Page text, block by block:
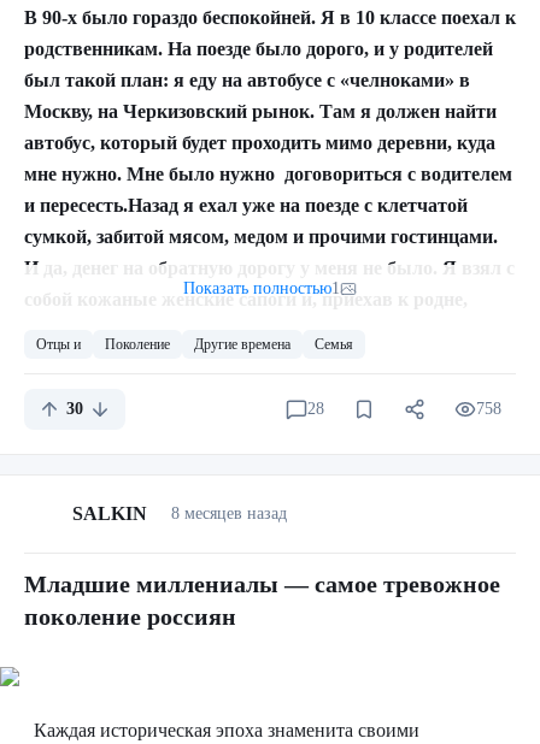
Рассказ был бы неполным без этого процессора.
6800, 6501 и 6502
1974. Выходит Motorola 6800. На полгода позже i8080,
использует устаревшую технологию, имеет огромный
процент брака (90%) и изначально не продается в розницу.
Не взлетело. Восьмеро инженеров, предлагавших здравые
идеи об упрощении и удешевлении чипа, сбежали нафиг
из Motorola после просьбы прекратить и воздержаться.
документов.
В 90-х было гораздо беспокойней. Я в 10 классе поехал к
родственникам. На поезде было дорого, и у родителей
был такой план: я еду на автобусе с «челноками» в
Москву, на Черкизовский рынок. Там я должен найти
автобус, который будет проходить мимо деревни, куда
мне нужно. Мне было нужно договориться с водителем
и пересесть.Назад я ехал уже на поезде с клетчатой
сумкой, забитой мясом, медом и прочими гостинцами.
И да, денег на обратную дорогу у меня не было. Я взял с
собой кожаные женские сапоги и, приехав к родне,
путешествие. Я не могу себе представить, чтобы сейчас
Показать полностью1
Отцы и Поколение Другие времена Семья
30 28 758
SALKIN 8 месяцев назад
Младшие миллениалы — самое тревожное
поколение россиян
Каждая историческая эпоха знаменита своими